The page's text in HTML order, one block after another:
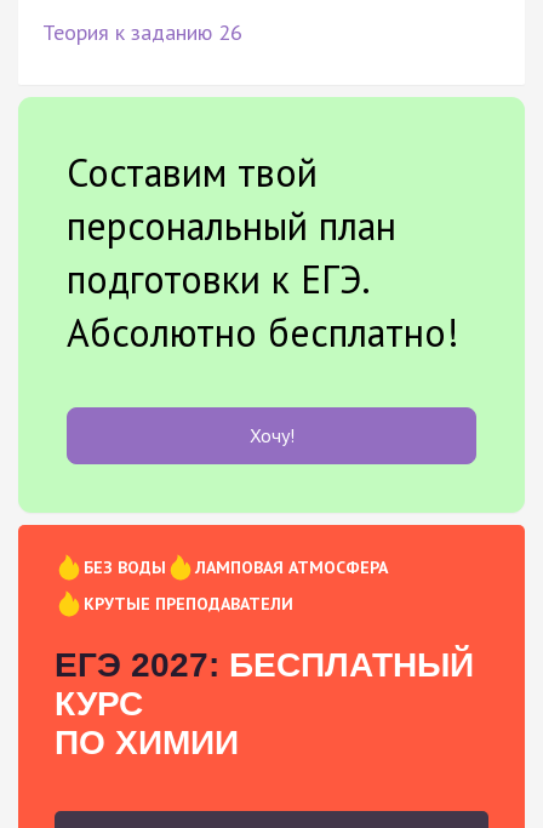
Теория к заданию 26
Составим твой
персональный план
подготовки к ЕГЭ.
Абсолютно бесплатно!
Хочу!
БЕЗ ВОДЫ
ЛАМПОВАЯ АТМОСФЕРА
КРУТЫЕ ПРЕПОДАВАТЕЛИ
ЕГЭ 2027: БЕСПЛАТНЫЙ
КУРС
ПО ХИМИИ